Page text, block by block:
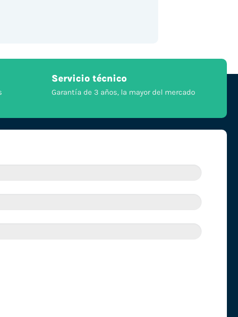
Servicio técnico
Garantía de 3 años, la mayor del mercado